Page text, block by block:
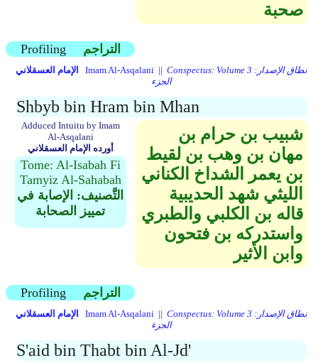
صحبة
Profiling التراجم
الإمام العسقلاني Imam Al-Asqalani || Conspectus: Volume 3 نطاق الإصدار:
الجزء
Shbyb bin Hram bin Mhan
شبيب بن حرام بن
مهان بن وهب بن لقيط
بن يعمر الشداخ الكناني
الليثي شهد الحديبية
قاله بن الكلبي والطبري
واستدركه بن فتحون
وابن الأثير
Adduced Intuitu by Imam
Al-Asqalani
أورده الإمام العسقلاني
Tome: Al-Isabah Fi
Tamyiz Al-Sahabah
التَّصنيف: الإصابة في
تمييز الصحابة
Profiling التراجم
الإمام العسقلاني Imam Al-Asqalani || Conspectus: Volume 3 نطاق الإصدار:
الجزء
S'aid bin Thabt bin Al-Jd'